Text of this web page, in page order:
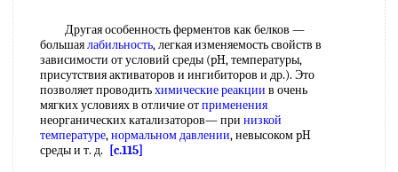
Другая особенность ферментов как белков —
большаялабильность, легкая изменяемость свойств в
зависимости от условий среды (pH, температуры,
присутствия активаторов и ингибиторов и др.). Это
позволяет проводитьхимические реакции в очень
мягких условиях в отличие отприменения
неорганических катализаторов— при низкой
температуре,нормальном давлении, невысоком pH
среды и т. д.
[c.115]